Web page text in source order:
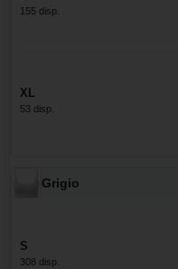
155 disp.
XL
53 disp.
Grigio
S
308 disp.